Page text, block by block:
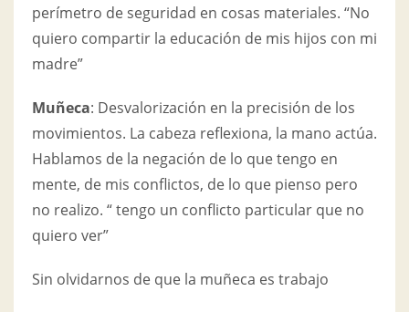
perímetro de seguridad en cosas materiales. “No
quiero compartir la educación de mis hijos con mi
madre”
Muñeca: Desvalorización en la precisión de los
movimientos. La cabeza reflexiona, la mano actúa.
Hablamos de la negación de lo que tengo en
mente, de mis conflictos, de lo que pienso pero
no realizo. “ tengo un conflicto particular que no
quiero ver”
Sin olvidarnos de que la muñeca es trabajo